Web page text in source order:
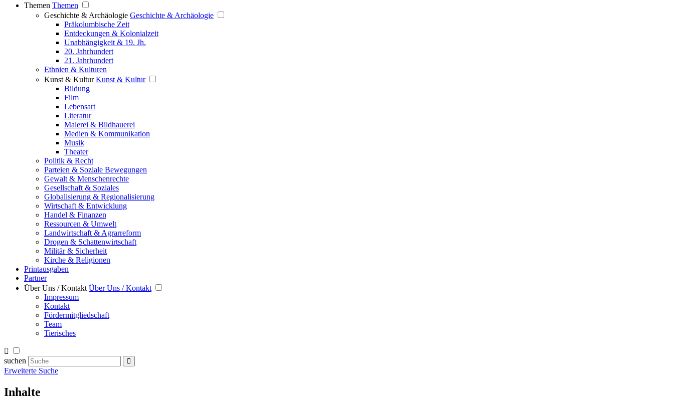
Themen Themen
Geschichte & Archäologie Geschichte & Archäologie
Präkolumbische Zeit
Entdeckungen & Kolonialzeit
Unabhängigkeit & 19. Jh.
20. Jahrhundert
21. Jahrhundert
Ethnien & Kulturen
Kunst & Kultur Kunst & Kultur
Bildung
Film
Lebensart
Literatur
Malerei & Bildhauerei
Medien & Kommunikation
Musik
Theater
Politik & Recht
Parteien & Soziale Bewegungen
Gewalt & Menschenrechte
Gesellschaft & Soziales
Globalisierung & Regionalisierung
Wirtschaft & Entwicklung
Handel & Finanzen
Ressourcen & Umwelt
Landwirtschaft & Agrarreform
Drogen & Schattenwirtschaft
Militär & Sicherheit
Kirche & Religionen
Printausgaben
Partner
Über Uns / Kontakt Über Uns / Kontakt
Impressum
Kontakt
Fördermitgliedschaft
Team
Tierisches
suchen
Erweiterte Suche
Inhalte